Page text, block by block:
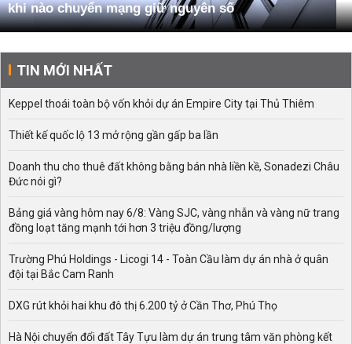
khi nào chuyển mạng giữ nguyên số
TIN MỚI NHẤT
Keppel thoái toàn bộ vốn khỏi dự án Empire City tại Thủ Thiêm
Thiết kế quốc lộ 13 mở rộng gần gấp ba lần
Doanh thu cho thuê đất không bằng bán nhà liền kề, Sonadezi Châu
Đức nói gì?
Bảng giá vàng hôm nay 6/8: Vàng SJC, vàng nhẫn và vàng nữ trang
đồng loạt tăng mạnh tới hơn 3 triệu đồng/lượng
Trường Phú Holdings - Licogi 14 - Toàn Cầu làm dự án nhà ở quân
đội tại Bắc Cam Ranh
DXG rút khỏi hai khu đô thị 6.200 tỷ ở Cần Thơ, Phú Thọ
Hà Nội chuyển đổi đất Tây Tựu làm dự án trung tâm văn phòng kết